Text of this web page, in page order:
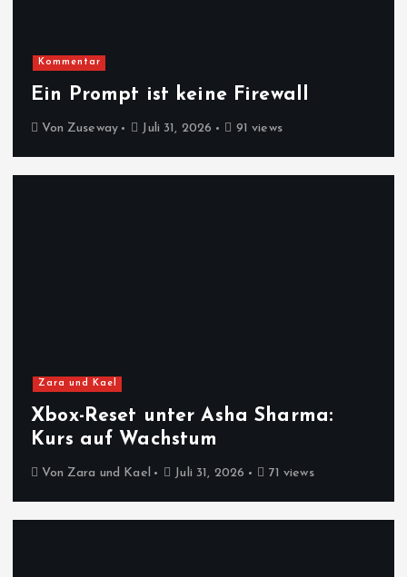
Kommentar
Ein Prompt ist keine Firewall
Von Zuseway Juli 31, 2026 91 views
Zara und Kael
Xbox-Reset unter Asha Sharma:
Kurs auf Wachstum
Von Zara und Kael Juli 31, 2026 71 views